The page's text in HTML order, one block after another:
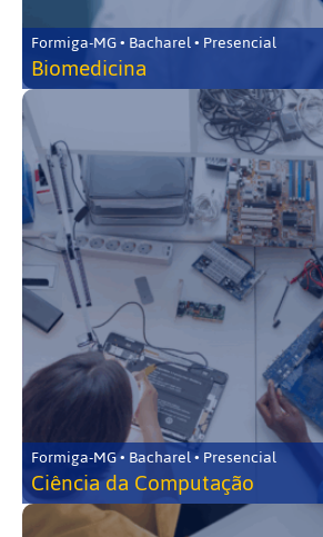
Formiga-MG • Bacharel • Presencial
Biomedicina
Formiga-MG • Bacharel • Presencial
Ciência da Computação